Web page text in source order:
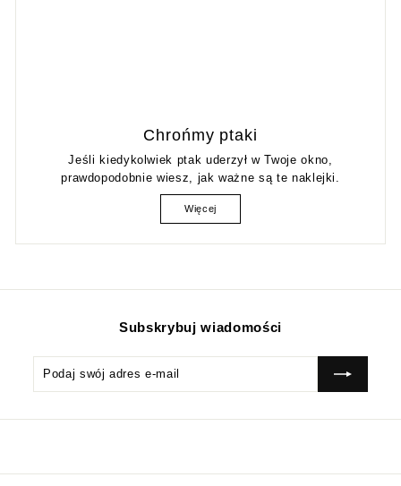
Chrońmy ptaki
Jeśli kiedykolwiek ptak uderzył w Twoje okno,
prawdopodobnie wiesz, jak ważne są te naklejki.
Więcej
Subskrybuj wiadomości
Podaj
e-
Subskrybować